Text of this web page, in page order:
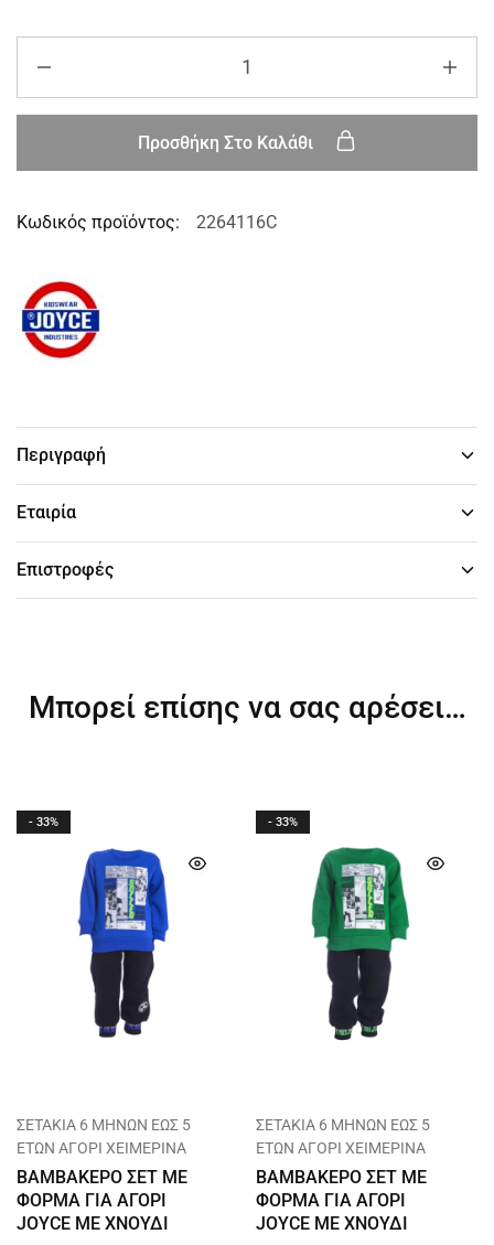
Προσθήκη Στο Καλάθι
Κωδικός προϊόντος: 2264116C
Περιγραφή
Εταιρία
Επιστροφές
Μπορεί επίσης να σας αρέσει…
- 33%
ΣΕΤΑΚΙΑ 6 ΜΗΝΩΝ ΕΩΣ 5
ΕΤΩΝ ΑΓΟΡΙ ΧΕΙΜΕΡΙΝΑ
ΒΑΜΒΑΚΕΡΟ ΣΕΤ ΜΕ
ΦΟΡΜΑ ΓΙΑ ΑΓΟΡΙ
JOYCE ΜΕ ΧΝΟΥΔΙ
- 33%
ΣΕΤΑΚΙΑ 6 ΜΗΝΩΝ ΕΩΣ 5
ΕΤΩΝ ΑΓΟΡΙ ΧΕΙΜΕΡΙΝΑ
ΒΑΜΒΑΚΕΡΟ ΣΕΤ ΜΕ
ΦΟΡΜΑ ΓΙΑ ΑΓΟΡΙ
JOYCE ΜΕ ΧΝΟΥΔΙ